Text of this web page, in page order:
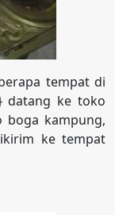
tempat di
datang ke toko
boga kampung,
ke tempat